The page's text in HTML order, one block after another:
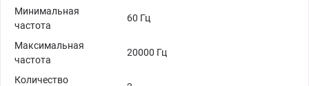
Минимальная
частота
60 Гц
Максимальная
частота
20000 Гц
Количество